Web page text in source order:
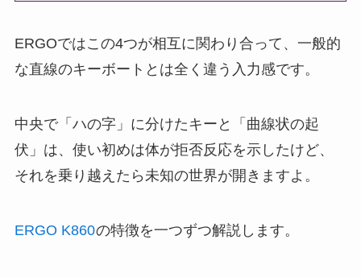
ERGOではこの4つが相互に関わり合って、一般的
な直線のキーボートとは全く違う入力感です。
中央で「ハの字」に分けたキーと「曲線状の起
伏」は、使い初めは体が拒否反応を示したけど、
それを乗り越えたら未知の世界が開きますよ。
ERGO K860の特徴を一つずつ解説します。